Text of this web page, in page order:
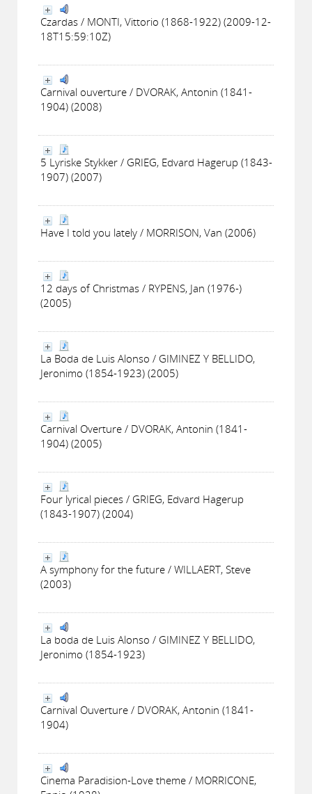
Czardas / MONTI, Vittorio (1868-1922) (2009-12-
18T15:59:10Z)
Carnival ouverture / DVORAK, Antonin (1841-
1904) (2008)
5 Lyriske Stykker / GRIEG, Edvard Hagerup (1843-
1907) (2007)
Have I told you lately / MORRISON, Van (2006)
12 days of Christmas / RYPENS, Jan (1976-)
(2005)
La Boda de Luis Alonso / GIMINEZ Y BELLIDO,
Jeronimo (1854-1923) (2005)
Carnival Overture / DVORAK, Antonin (1841-
1904) (2005)
Four lyrical pieces / GRIEG, Edvard Hagerup
(1843-1907) (2004)
A symphony for the future / WILLAERT, Steve
(2003)
La boda de Luis Alonso / GIMINEZ Y BELLIDO,
Jeronimo (1854-1923)
Carnival Ouverture / DVORAK, Antonin (1841-
1904)
Cinema Paradision-Love theme / MORRICONE,